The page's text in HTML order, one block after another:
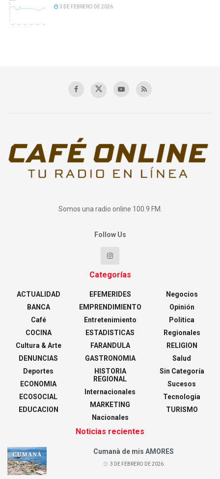
3 DE FEBRERO DE 2026
Somos una radio online 100.9 FM.
Follow Us
Categorías
ACTUALIDAD
BANCA
Café
COCINA
Cultura & Arte
DENUNCIAS
Deportes
ECONOMIA
ECOSOCIAL
EDUCACION
EFEMERIDES
EMPRENDIMIENTO
Entretenimiento
ESTADISTICAS
FARANDULA
GASTRONOMIA
HISTORIA
REGIONAL
Internacionales
MARKETING
Nacionales
Negocios
Opinión
Politica
Regionales
RELIGION
Salud
Sin Categoría
Sucesos
Tecnologia
TURISMO
Noticias recientes
Cumanà de mis AMORES
3 DE FEBRERO DE 2026